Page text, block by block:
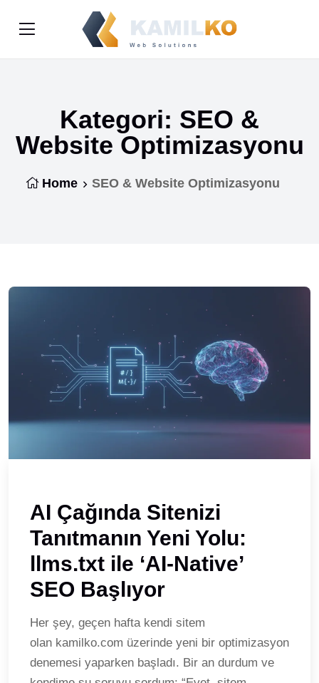
Kategori: SEO &
Website Optimizasyonu
Home SEO & Website Optimizasyonu
AI Çağında Sitenizi
Tanıtmanın Yeni Yolu:
llms.txt ile ‘AI-Native’
SEO Başlıyor
Her şey, geçen hafta kendi sitem
olan kamilko.com üzerinde yeni bir optimizasyon
denemesi yaparken başladı. Bir an durdum ve